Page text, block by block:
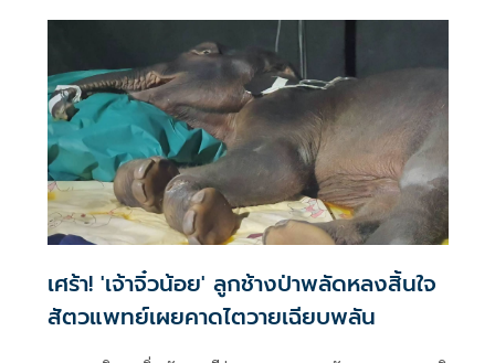
เศร้า! 'เจ้าจิ๋วน้อย' ลูกช้างป่าพลัดหลงสิ้นใจ
สัตวแพทย์เผยคาดไตวายเฉียบพลัน